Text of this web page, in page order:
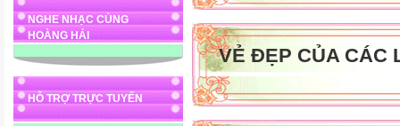
NGHE NHẠC CÙNG
HOÀNG HẢI
HỖ TRỢ TRỰC TUYẾN
VẺ ĐẸP CỦA CÁC